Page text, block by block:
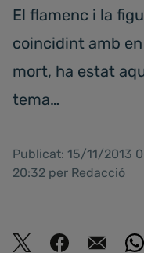
El flamenc i la
coincidint amb
mort, ha estat
tema…
Publicat: 15/11/2013
20:32 per Redacció